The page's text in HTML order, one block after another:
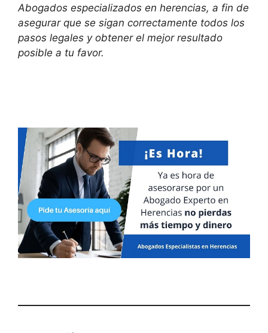
Abogados especializados en herencias, a fin de
asegurar que se sigan correctamente todos los
pasos legales y obtener el mejor resultado
posible a tu favor.